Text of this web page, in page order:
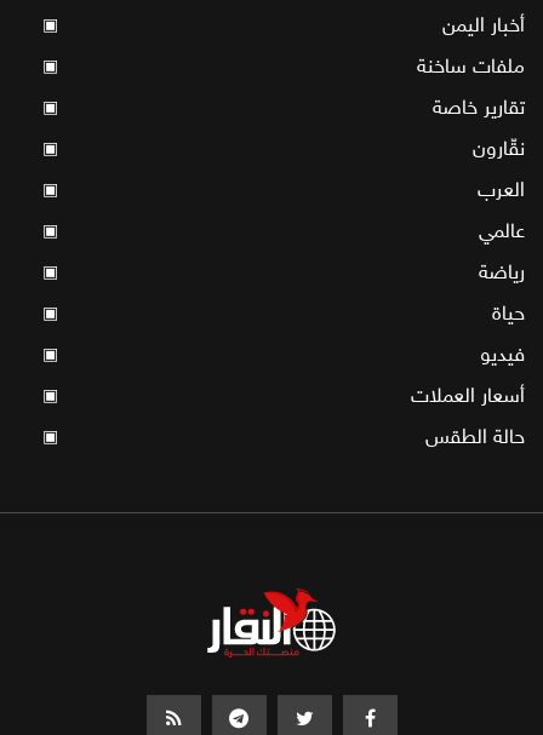
أخبار اليمن ▣
ملفات ساخنة ▣
تقارير خاصة ▣
نقّارون ▣
العرب ▣
عالمي ▣
رياضة ▣
حياة ▣
فيديو ▣
أسعار العملات ▣
حالة الطقس ▣